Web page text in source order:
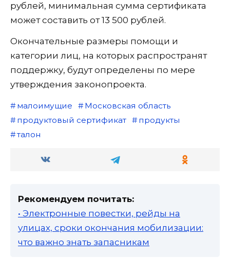
рублей, минимальная сумма сертификата
может составить от 13 500 рублей.
Окончательные размеры помощи и
категории лиц, на которых распространят
поддержку, будут определены по мере
утверждения законопроекта.
малоимущие
Московская область
продуктовый сертификат
продукты
талон
Рекомендуем почитать:
• Электронные повестки, рейды на
улицах, сроки окончания мобилизации:
что важно знать запасникам